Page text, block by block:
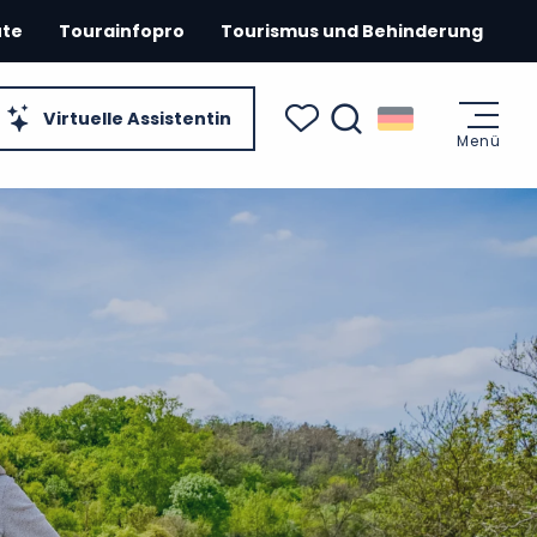
Virtuelle Assistentin
Tourainfopro Tourismus und Behinderung
Menü